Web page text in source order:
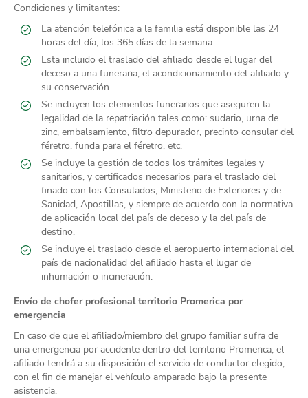
Condiciones y limitantes:
La atención telefónica a la familia está disponible las 24
horas del día, los 365 días de la semana.
Esta incluido el traslado del afiliado desde el lugar del
deceso a una funeraria, el acondicionamiento del afiliado y
su conservación
Se incluyen los elementos funerarios que aseguren la
legalidad de la repatriación tales como: sudario, urna de
zinc, embalsamiento, filtro depurador, precinto consular del
féretro, funda para el féretro, etc.
Se incluye la gestión de todos los trámites legales y
sanitarios, y certificados necesarios para el traslado del
finado con los Consulados, Ministerio de Exteriores y de
Sanidad, Apostillas, y siempre de acuerdo con la normativa
de aplicación local del país de deceso y la del país de
destino.
Se incluye el traslado desde el aeropuerto internacional del
país de nacionalidad del afiliado hasta el lugar de
inhumación o incineración.
Envío de chofer profesional territorio Promerica por
emergencia
En caso de que el afiliado/miembro del grupo familiar sufra de
una emergencia por accidente dentro del territorio Promerica, el
afiliado tendrá a su disposición el servicio de conductor elegido,
con el fin de manejar el vehículo amparado bajo la presente
asistencia.